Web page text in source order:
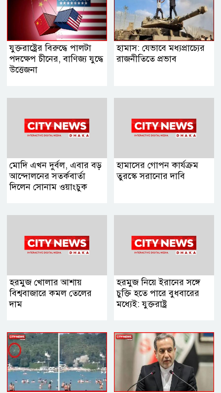
যুক্তরাষ্ট্রের বিরুদ্ধে পালটা
পদক্ষেপ চীনের, বাণিজ্য যুদ্ধে
‍উত্তেজনা
হামাস: যেভাবে মধ্যপ্রাচ্যের
রাজনীতিতে প্রভাব
মোদি এখন দুর্বল, এবার বড়
আন্দোলনের সতর্কবার্তা
দিলেন সোনাম ওয়াংচুক
হামাসের গোপন কার্যক্রম
তুরস্কে সরানোর দাবি
হরমুজ খোলার আশায়
বিশ্ববাজারে কমল তেলের
দাম
হরমুজ নিয়ে ইরানের সঙ্গে
চুক্তি হতে পারে বুধবারের
মধ্যেই: যুক্তরাষ্ট্র